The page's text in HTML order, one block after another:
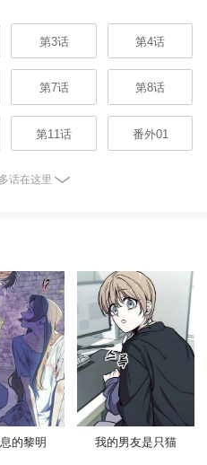
第3话 第4话
第7话 第8话
第11话 番外01
话在这里
的黎明 我的男友是只猫